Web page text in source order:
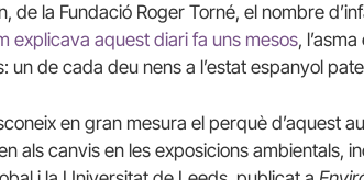
de la Fundació Roger Torné, el nombre
explicava aquest diari fa uns mesos,
un de cada deu nens a l’estat espanyol
en gran mesura el perquè d’aquest
als canvis en les exposicions ambientals,